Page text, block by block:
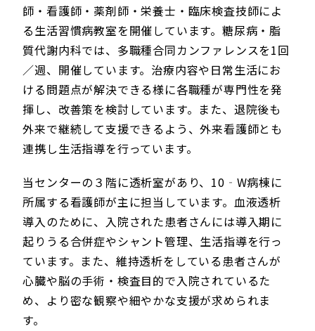
師・看護師・薬剤師・栄養士・臨床検査技師によ
る生活習慣病教室を開催しています。糖尿病・脂
質代謝内科では、多職種合同カンファレンスを1回
／週、開催しています。治療内容や日常生活にお
ける問題点が解決できる様に各職種が専門性を発
揮し、改善策を検討しています。また、退院後も
外来で継続して支援できるよう、外来看護師とも
連携し生活指導を行っています。
当センターの３階に透析室があり、10‐W病棟に
所属する看護師が主に担当しています。血液透析
導入のために、入院された患者さんには導入期に
起りうる合併症やシャント管理、生活指導を行っ
ています。また、維持透析をしている患者さんが
心臓や脳の手術・検査目的で入院されているた
め、より密な観察や細やかな支援が求められま
す。